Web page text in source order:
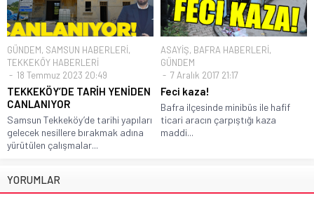
GÜNDEM, SAMSUN HABERLERİ,
TEKKEKÖY HABERLERİ
18 Temmuz 2023 20:49
TEKKEKÖY’DE TARİH YENİDEN
CANLANIYOR
Samsun Tekkeköy’de tarihi yapıları
gelecek nesillere bırakmak adına
yürütülen çalışmalar...
ASAYİŞ, BAFRA HABERLERİ,
GÜNDEM
7 Aralık 2017 21:17
Feci kaza!
Bafra ilçesinde minibüs ile hafif
ticari aracın çarpıştığı kaza
maddi...
YORUMLAR